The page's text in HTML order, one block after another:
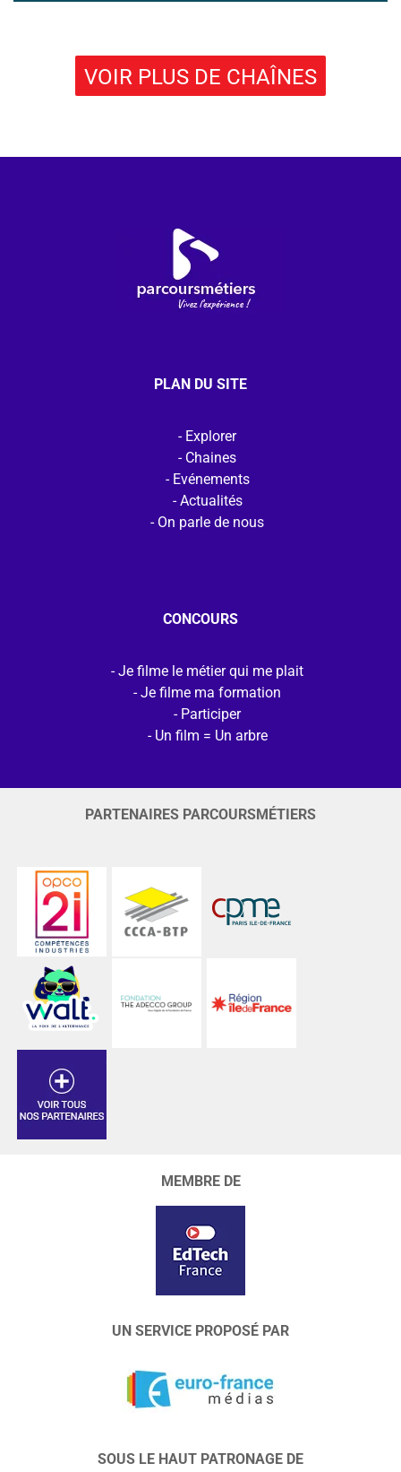
VOIR PLUS DE CHAÎNES
PLAN DU SITE
Explorer
Chaines
Evénements
Actualités
On parle de nous
CONCOURS
Je filme le métier qui me plait
Je filme ma formation
Participer
Un film = Un arbre
PARTENAIRES PARCOURSMÉTIERS
MEMBRE DE
UN SERVICE PROPOSÉ PAR
SOUS LE HAUT PATRONAGE DE